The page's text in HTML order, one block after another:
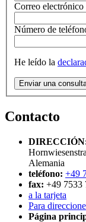
Correo electrónico
Número de
He leído la
Enviar una
Contacto
Alemania
teléfono: +49
fax: +49 7533
a la tarjeta
Para
Página